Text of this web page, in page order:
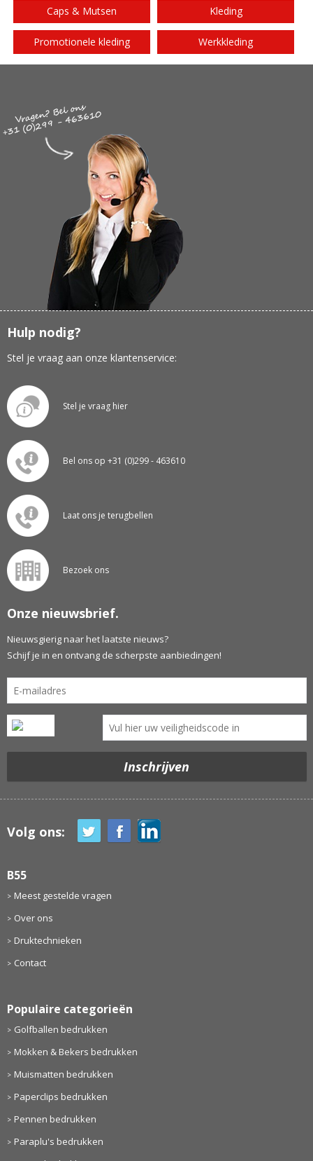
Caps & Mutsen Kleding
Promotionele kleding Werkkleding
Hulp nodig?
Stel je vraag aan onze klantenservice:
Stel je vraag hier
Bel ons op +31 (0)299 - 463610
Laat ons je terugbellen
Bezoek ons
Onze nieuwsbrief.
Nieuwsgierig naar het laatste nieuws?
Schijf je in en ontvang de scherpste aanbiedingen!
Volg ons:
B55
Meest gestelde vragen
Over ons
Druktechnieken
Contact
Populaire categorieën
Golfballen bedrukken
Mokken & Bekers bedrukken
Muismatten bedrukken
Paperclips bedrukken
Pennen bedrukken
Paraplu's bedrukken